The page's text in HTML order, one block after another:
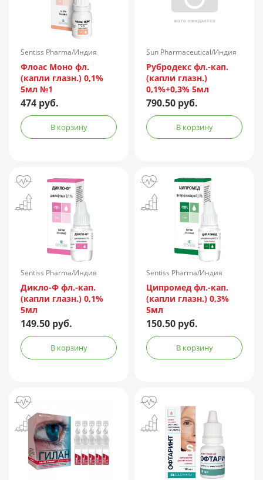
Sentiss Pharma/Индия
Флоас Моно фл.
(капли глазн.) 0,1%
5мл №1
474 руб.
В корзину
Sun Pharmaceutical/Индия
Рубродекс фл.-кап.
(капли глазн.)
0,1%+0,3% 5мл
790.50 руб.
В корзину
Sentiss Pharma/Индия
Дикло-Ф фл.-кап.
(капли глазн.) 0,1%
5мл
149.50 руб.
В корзину
Sentiss Pharma/Индия
Ципромед фл.-кап.
(капли глазн.) 0,3%
5мл
150.50 руб.
В корзину